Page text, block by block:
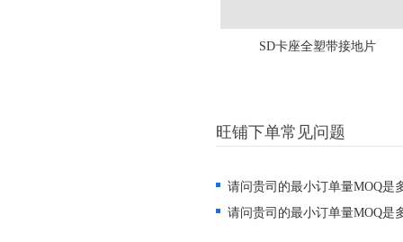
SD卡座全塑带接地片
旺铺下单常见问题
请问贵司的最小订单量MOQ是
请问贵司的最小订单量MOQ是